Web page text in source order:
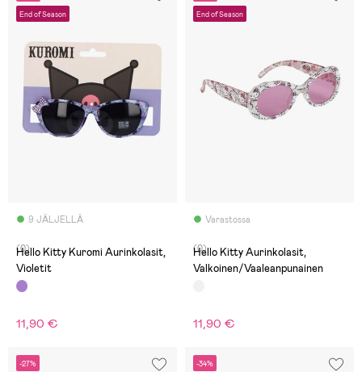
End of Season
9 JÄLJELLÄ
(0)
Hello Kitty Kuromi Aurinkolasit,
Violetit
11,90 €
End of Season
Varastossa
(0)
Hello Kitty Aurinkolasit,
Valkoinen/Vaaleanpunainen
11,90 €
-27% -34%